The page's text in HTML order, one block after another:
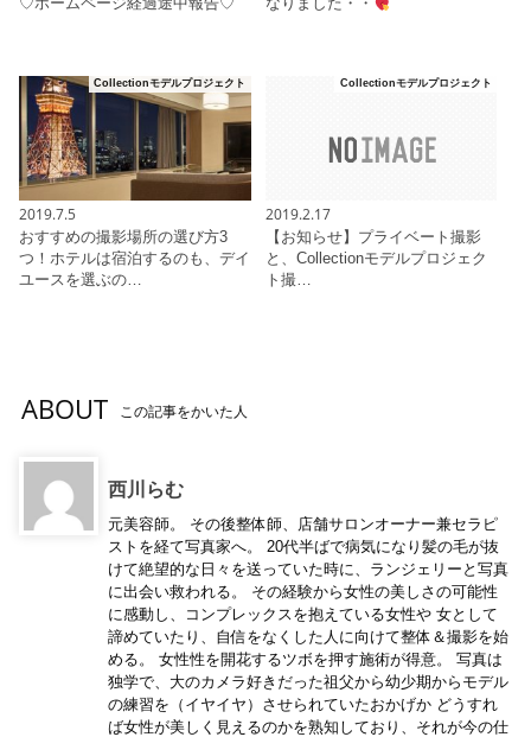
♡ホームページ経過途中報告♡ なりました・・
Collectionモデルプロジェクト
2019.7.5
おすすめの撮影場所の選び方3
つ！ホテルは宿泊するのも、デイ
ユースを選ぶの…
Collectionモデルプロジェクト
2019.2.17
【お知らせ】プライベート撮影
と、Collectionモデルプロジェク
ト撮…
ABOUT この記事をかいた人
西川らむ
元美容師。 その後整体師、店舗サロンオーナー兼セラピ
ストを経て写真家へ。 20代半ばで病気になり髪の毛が抜
けて絶望的な日々を送っていた時に、ランジェリーと写真
に出会い救われる。 その経験から女性の美しさの可能性
に感動し、コンプレックスを抱えている女性や 女として
諦めていたり、自信をなくした人に向けて整体＆撮影を始
める。 女性性を開花するツボを押す施術が得意。 写真は
独学で、大のカメラ好きだった祖父から幼少期からモデル
の練習を（イヤイヤ）させられていたおかげか どうすれ
ば女性が美しく見えるのかを熟知しており、それが今の仕